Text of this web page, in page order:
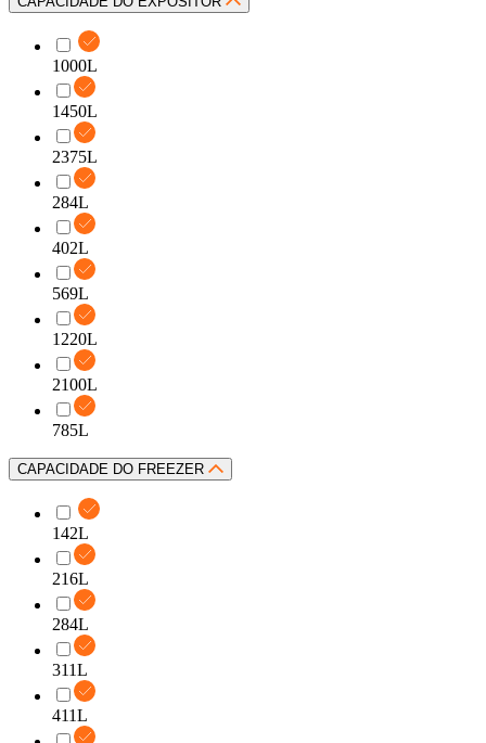
1000L
1450L
2375L
284L
402L
569L
1220L
2100L
785L
CAPACIDADE DO FREEZER
142L
216L
284L
311L
411L